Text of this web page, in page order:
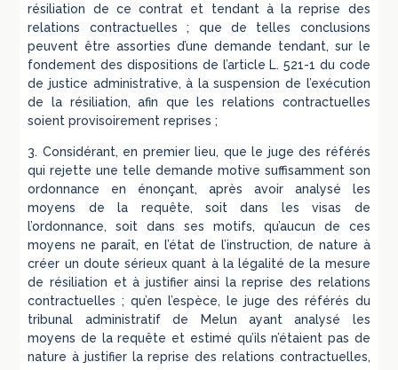
résiliation de ce contrat et tendant à la reprise des
relations contractuelles ; que de telles conclusions
peuvent être assorties d’une demande tendant, sur le
fondement des dispositions de l’article L. 521-1 du code
de justice administrative, à la suspension de l’exécution
de la résiliation, afin que les relations contractuelles
soient provisoirement reprises ;
3. Considérant, en premier lieu, que le juge des référés
qui rejette une telle demande motive suffisamment son
ordonnance en énonçant, après avoir analysé les
moyens de la requête, soit dans les visas de
l’ordonnance, soit dans ses motifs, qu’aucun de ces
moyens ne paraît, en l’état de l’instruction, de nature à
créer un doute sérieux quant à la légalité de la mesure
de résiliation et à justifier ainsi la reprise des relations
contractuelles ; qu’en l’espèce, le juge des référés du
tribunal administratif de Melun ayant analysé les
moyens de la requête et estimé qu’ils n’étaient pas de
nature à justifier la reprise des relations contractuelles,